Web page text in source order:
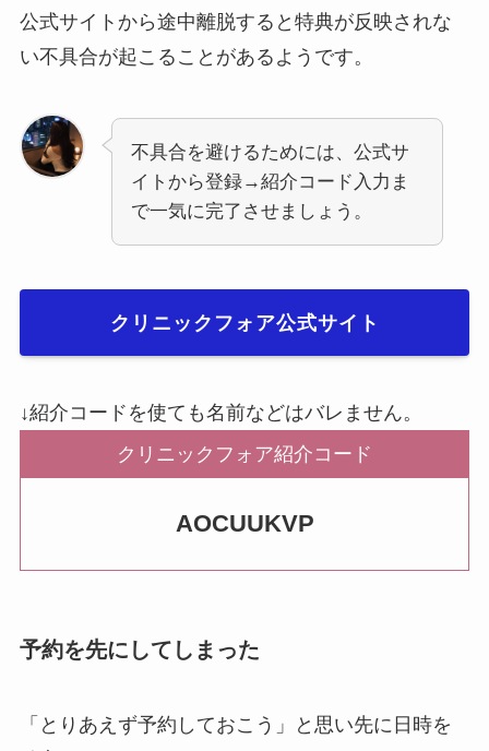
公式サイトから途中離脱すると特典が反映されな
い不具合が起こることがあるようです。
不具合を避けるためには、公式サ
イトから登録→紹介コード入力ま
で一気に完了させましょう。
クリニックフォア公式サイト
↓紹介コードを使ても名前などはバレません。
クリニックフォア紹介コード
AOCUUKVP
予約を先にしてしまった
「とりあえず予約しておこう」と思い先に日時を